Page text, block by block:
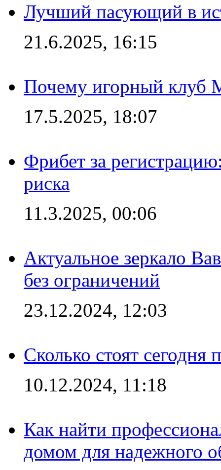
Лучший пасующий в
21.6.2025, 16:15
Почему игорный клуб
17.5.2025, 18:07
Фрибет за
риска
11.3.2025, 00:06
Актуальное зеркало
без ограничений
23.12.2024, 12:03
Сколько стоят сегодня
10.12.2024, 11:18
Как найти
домом для надежного